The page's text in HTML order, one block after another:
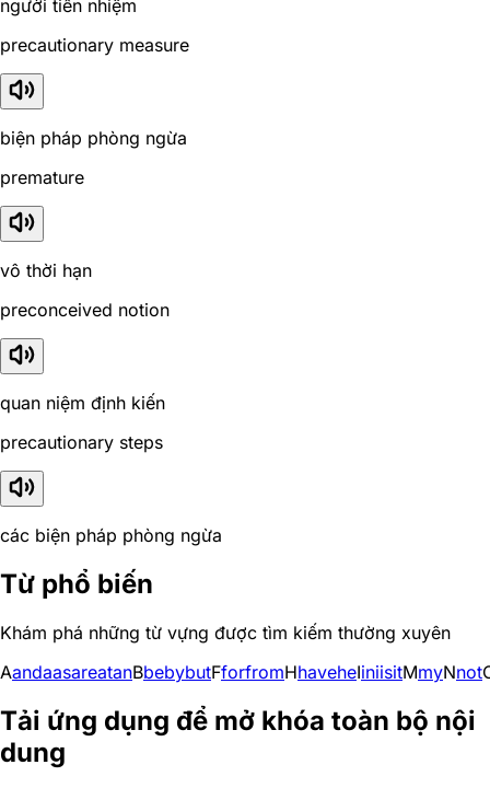
người tiền nhiệm
precautionary measure
biện pháp phòng ngừa
premature
vô thời hạn
preconceived notion
quan niệm định kiến
precautionary steps
các biện pháp phòng ngừa
Từ phổ biến
Khám phá những từ vựng được tìm kiếm thường xuyên
AandaasareatanBbebybutFforfromHhaveheIiniisitMmyNnot
Tải ứng dụng để mở khóa toàn bộ nội
dung